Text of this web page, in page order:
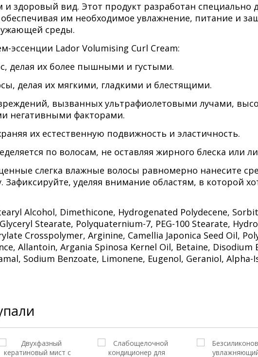
здоровый вид. Этот продукт разработан специально
им необходимое увлажнение, питание и
среды.
эссенции Lador Volumising Curl Cream:
делая их более пышными и густыми.
делая их мягкими, гладкими и блестящими.
вызванных ультрафиолетовыми лучами,
негативными факторами.
их естественную подвижность и эластичность.
по волосам, не оставляя жирного блеска или
слегка влажные волосы равномерно нанесите
уделяя внимание областям, в которой
Alcohol, Dimethicone, Hydrogenated Polydecene,
Stearate, Polyquaternium-7, PEG-100 Stearate,
Crosspolymer, Arginine, Camellia Japonica Seed Oil,
Allantoin, Argania Spinosa Kernel Oil, Betaine, Disodium
Sodium Benzoate, Limonene, Eugenol, Geraniol, Alpha-